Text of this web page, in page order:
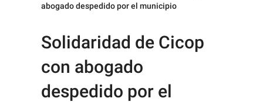
abogado despedido por el municipio
Solidaridad de Cicop
con abogado
despedido por el